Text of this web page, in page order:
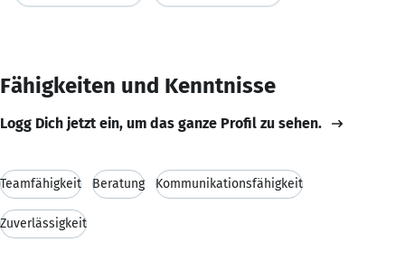
Fähigkeiten und Kenntnisse
Logg Dich jetzt ein, um das ganze Profil zu sehen.
Teamfähigkeit Beratung Kommunikationsfähigkeit
Zuverlässigkeit